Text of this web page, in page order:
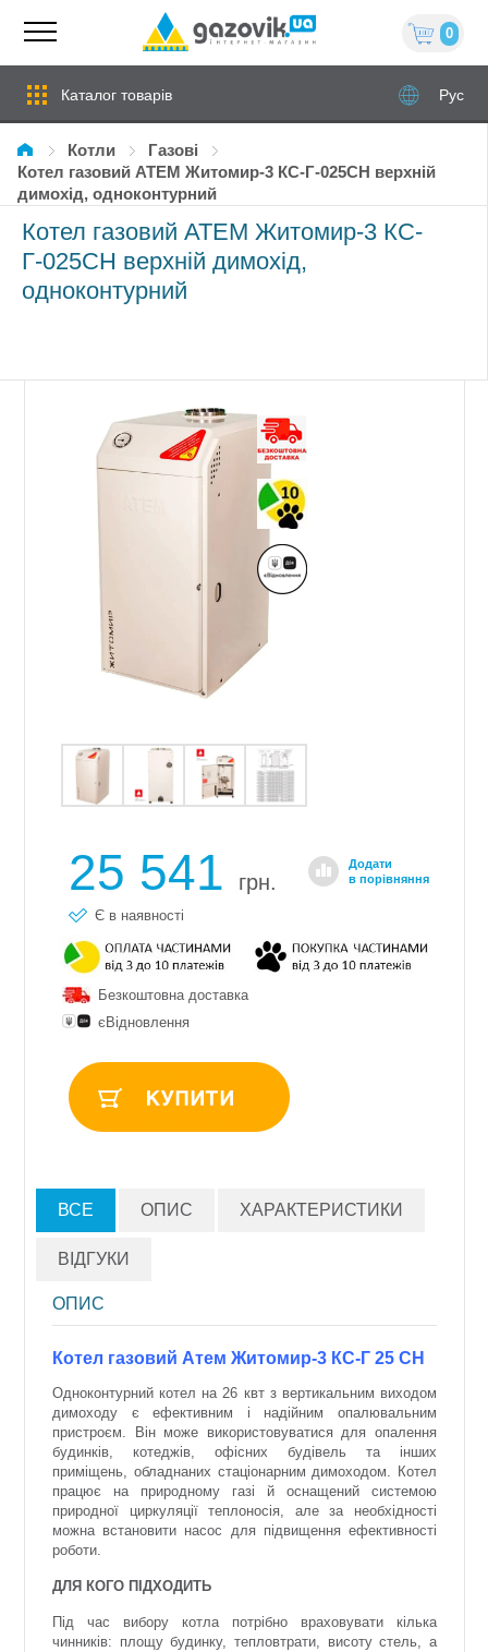
0
Каталог товарів Рус
Котли
газові
Котел газовий ATEM Житомир-3 КС-Г-025СН верхній
димохід, одноконтурний
Котел газовий ATEM Житомир-3 КС-
Г-025СН верхній димохід,
одноконтурний
25 541 грн.
Додати
в порівняння
Є в наявності
Безкоштовна доставка
єВідновлення
ВСЕ ОПИС ХАРАКТЕРИСТИКИ
ВІДГУКИ
ОПИС
Котел газовий Атем Житомир-3 КС-Г 25 СН
Одноконтурний котел на 26 квт з вертикальним виходом
димоходу є ефективним і надійним опалювальним
пристроєм. Він може використовуватися для опалення
будинків, котеджів, офісних будівель та інших
приміщень, обладнаних стаціонарним димоходом. Котел
працює на природному газі й оснащений системою
природної циркуляції теплоносія, але за необхідності
можна встановити насос для підвищення ефективності
роботи.
ДЛЯ КОГО ПІДХОДИТЬ
Під час вибору котла потрібно враховувати кілька
чинників: площу будинку, тепловтрати, висоту стель, а